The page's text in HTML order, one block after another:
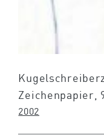
Zeichenpapier,
2002